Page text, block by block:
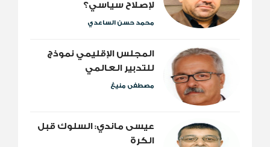
لإصلاح سياسي؟
محمد حسن الساعدي
المجلس الإقليمي نموذج
للتدبير العالمي
مصطفى منيغ
عيسى ماندي: السلوك قبل
الكرة